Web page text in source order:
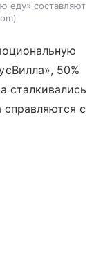
еду» составляют
50%
сталкивались
справляются с